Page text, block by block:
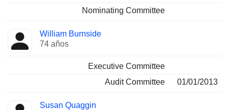
Nominating Committee
William Burnside
74 años
Executive Committee
Audit Committee
01/01/2013
Susan Quaggin